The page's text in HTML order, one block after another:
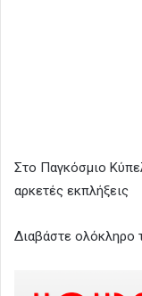
Στο Παγκόσμιο
αρκετές εκπλήξεις
Διαβάστε ολόκληρο